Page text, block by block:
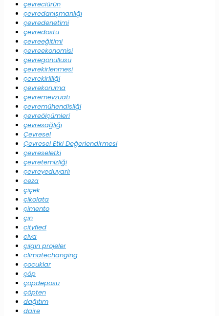
çevreciürün
çevredanışmanlığı
çevredenetimi
çevredostu
çevreeğitimi
çevreekonomisi
çevregönüllüsü
çevrekirlenmesi
çevrekirliliği
çevrekoruma
çevremevzuatı
çevremühendisliği
çevreölçümleri
çevresağlığı
Çevresel
Çevresel Etki Değerlendirmesi
çevreseletki
çevretemizliği
çevreyeduyarlı
ceza
çiçek
çikolata
çimento
çin
cityfied
civa
çılgın projeler
climatechanging
çocuklar
çöp
çöpdeposu
çöpten
dağıtım
daire